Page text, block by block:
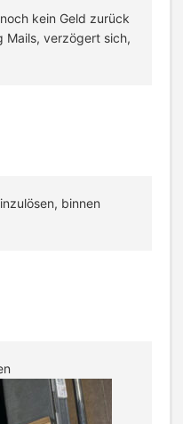
kein Geld zurück
Mails, verzögert sich,
binnen